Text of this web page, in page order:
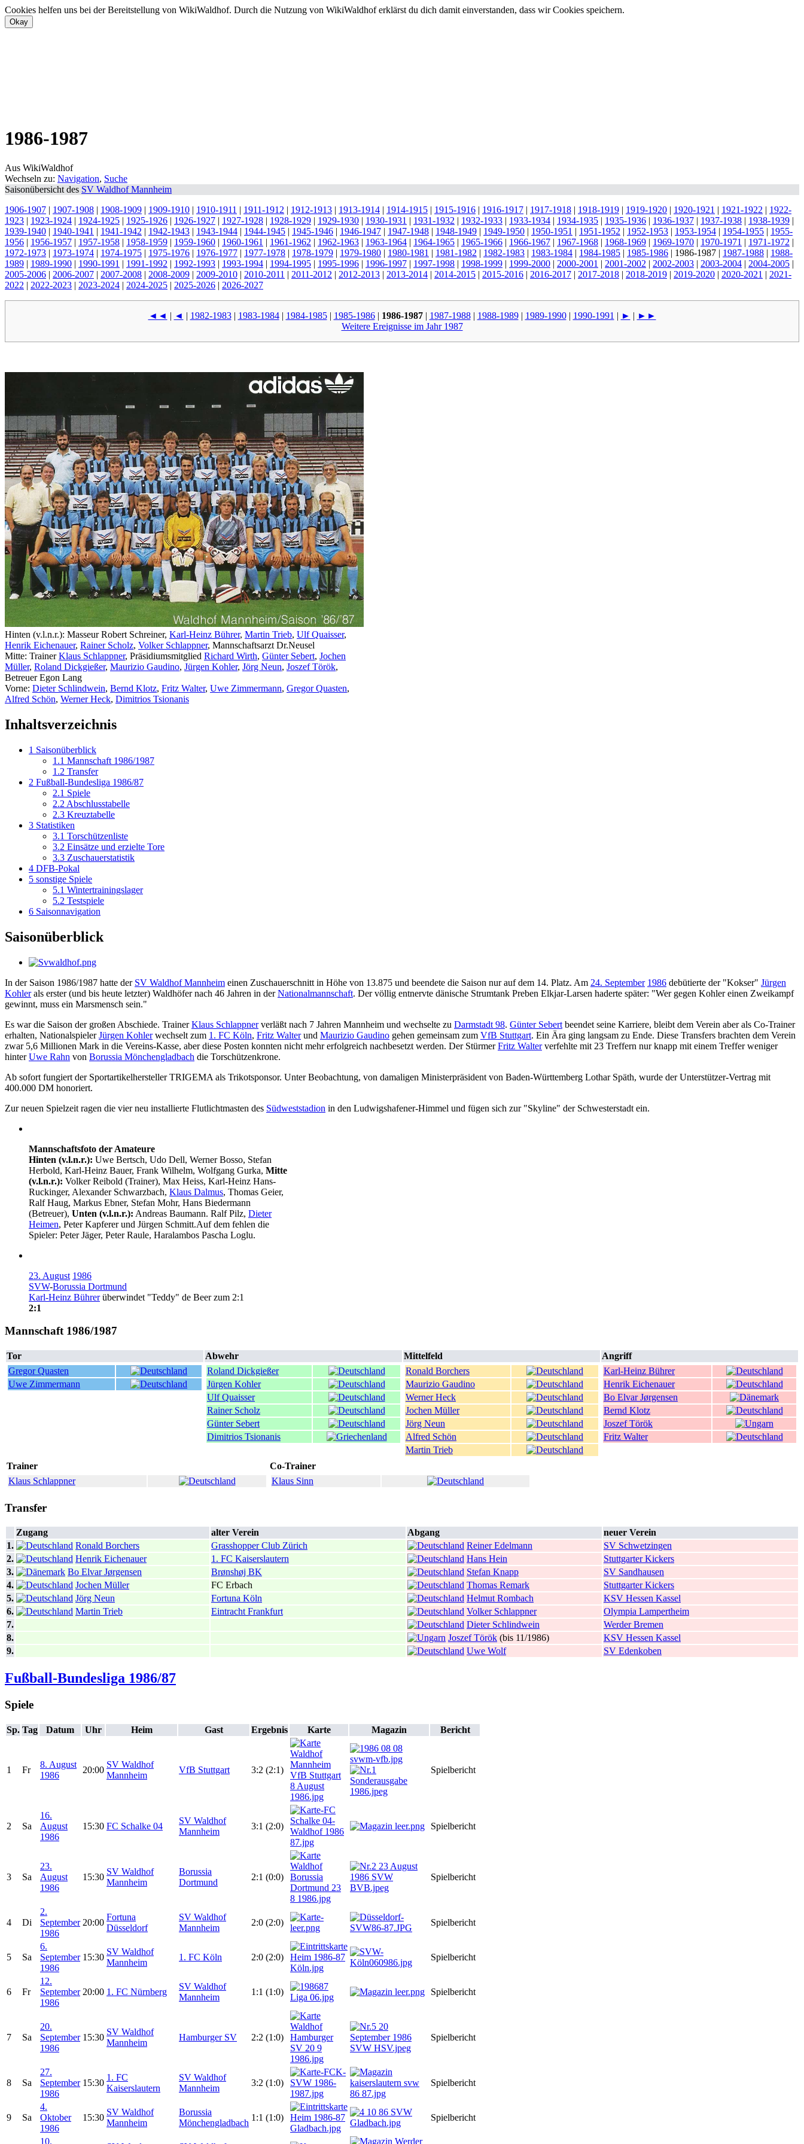
Cookies helfen uns bei der Bereitstellung von WikiWaldhof. Durch die Nutzung von WikiWaldhof erklärst du dich damit einverstanden, dass wir Cookies speichern.
1986-1987
Aus WikiWaldhof
Wechseln zu: Navigation, Suche
Saisonübersicht des SV Waldhof Mannheim
1906-1907 | 1907-1908 | 1908-1909 | 1909-1910 | 1910-1911 | 1911-1912 | 1912-1913 | 1913-1914 | 1914-1915 | 1915-1916 | 1916-1917 | 1917-1918 | 1918-1919 | 1919-1920 | 1920-1921 | 1921-1922 | 1922-
1923 | 1923-1924 | 1924-1925 | 1925-1926 | 1926-1927 | 1927-1928 | 1928-1929 | 1929-1930 | 1930-1931 | 1931-1932 | 1932-1933 | 1933-1934 | 1934-1935 | 1935-1936 | 1936-1937 | 1937-1938 | 1938-1939 |
1939-1940 | 1940-1941 | 1941-1942 | 1942-1943 | 1943-1944 | 1944-1945 | 1945-1946 | 1946-1947 | 1947-1948 | 1948-1949 | 1949-1950 | 1950-1951 | 1951-1952 | 1952-1953 | 1953-1954 | 1954-1955 | 1955-
1956 | 1956-1957 | 1957-1958 | 1958-1959 | 1959-1960 | 1960-1961 | 1961-1962 | 1962-1963 | 1963-1964 | 1964-1965 | 1965-1966 | 1966-1967 | 1967-1968 | 1968-1969 | 1969-1970 | 1970-1971 | 1971-1972 |
1972-1973 | 1973-1974 | 1974-1975 | 1975-1976 | 1976-1977 | 1977-1978 | 1978-1979 | 1979-1980 | 1980-1981 | 1981-1982 | 1982-1983 | 1983-1984 | 1984-1985 | 1985-1986 | 1986-1987 | 1987-1988 | 1988-
1989 | 1989-1990 | 1990-1991 | 1991-1992 | 1992-1993 | 1993-1994 | 1994-1995 | 1995-1996 | 1996-1997 | 1997-1998 | 1998-1999 | 1999-2000 | 2000-2001 | 2001-2002 | 2002-2003 | 2003-2004 | 2004-2005 |
2005-2006 | 2006-2007 | 2007-2008 | 2008-2009 | 2009-2010 | 2010-2011 | 2011-2012 | 2012-2013 | 2013-2014 | 2014-2015 | 2015-2016 | 2016-2017 | 2017-2018 | 2018-2019 | 2019-2020 | 2020-2021 | 2021-
2022 | 2022-2023 | 2023-2024 | 2024-2025 | 2025-2026 | 2026-2027
◄◄ | ◄ | 1982-1983| 1983-1984| 1984-1985| 1985-1986| 1986-1987| 1987-1988| 1988-1989| 1989-1990| 1990-1991 | ► | ►►
Weitere Ereignisse im Jahr 1987
Hinten (v.l.n.r.): Masseur Robert Schreiner, Karl-Heinz Bührer, Martin Trieb, Ulf Quaisser,
Henrik Eichenauer, Rainer Scholz, Volker Schlappner, Mannschaftsarzt Dr.Neusel
Mitte: TrainerKlaus Schlappner, Präsidiumsmitglied Richard Wirth, Günter Sebert, Jochen
Müller, Roland Dickgießer, Maurizio Gaudino, Jürgen Kohler, Jörg Neun, Joszef Török,
Betreuer Egon Lang
Vorne: Dieter Schlindwein, Bernd Klotz, Fritz Walter, Uwe Zimmermann, Gregor Quasten,
Alfred Schön, Werner Heck, Dimitrios Tsionanis
Inhaltsverzeichnis
1 Saisonüberblick
1.1 Mannschaft 1986/1987
1.2 Transfer
2 Fußball-Bundesliga 1986/87
2.1 Spiele
2.2 Abschlusstabelle
2.3 Kreuztabelle
3 Statistiken
3.1 Torschützenliste
3.2 Einsätze und erzielte Tore
3.3 Zuschauerstatistik
4 DFB-Pokal
5 sonstige Spiele
5.1 Wintertrainingslager
5.2 Testspiele
6 Saisonnavigation
Saisonüberblick
In der Saison 1986/1987 hatte der SV Waldhof Mannheim einen Zuschauerschnitt in Höhe von 13.875 und beendete die Saison nur auf dem 14. Platz. Am 24. September 1986 debütierte der "Kokser" Jürgen
Kohlerals erster (und bis heute letzter) Waldhöfer nach 46 Jahren in derNationalmannschaft. Der völlig entnervte dänische Strumtank Preben Elkjar-Larsen haderte später: "Wer gegen Kohler einen Zweikampf
gewinnt, muss ein Marsmensch sein."
Es war die Saison der großen Abschiede. TrainerKlaus Schlappnerverläßt nach 7 Jahren Mannheim und wechselte zu Darmstadt 98. Günter Sebert beendet seine Karriere, bleibt dem Verein aber als Co-Trainer
erhalten, NationalspielerJürgen Kohlerwechselt zum 1. FC Köln, Fritz Walterund Maurizio Gaudino gehen gemeinsam zum VfB Stuttgart. Ein Ära ging langsam zu Ende. Diese Transfers brachten dem Verein
zwar 5,6 Millionen Mark in die Vereins-Kasse, aber diese Posten konnten nicht mehr erfolgreich nachbesetzt werden. Der StürmerFritz Walterverfehlte mit 23 Treffern nur knapp mit einem Treffer weniger
hinterUwe Rahn von Borussia Mönchengladbach die Torschützenkrone.
Ab sofort fungiert der Sportartikelhersteller TRIGEMA als Trikotsponsor. Unter Beobachtung, von damaligen Ministerpräsident von Baden-Württemberg Lothar Späth, wurde der Unterstützer-Vertrag mit
400.000 DM honoriert.
Zur neuen Spielzeit ragen die vier neu installierte Flutlichtmasten des Südweststadion in den Ludwigshafener-Himmel und fügen sich zur "Skyline" der Schwesterstadt ein.
Mannschaftsfoto der Amateure
Hinten (v.l.n.r.): Uwe Bertsch, Udo Dell, Werner Bosso, Stefan
Herbold, Karl-Heinz Bauer, Frank Wilhelm, Wolfgang Gurka, Mitte
(v.l.n.r.): Volker Reibold (Trainer), Max Heiss, Karl-Heinz Hans-
Ruckinger, Alexander Schwarzbach, Klaus Dalmus, Thomas Geier,
Ralf Haug, Markus Ebner, Stefan Mohr, Hans Biedermann
(Betreuer), Unten (v.l.n.r.): Andreas Baumann. Ralf Pilz, Dieter
Heimen, Peter Kapferer und Jürgen Schmitt.Auf dem fehlen die
Spieler: Peter Jäger, Peter Raule, Haralambos Pascha Loglu.
23. August 1986
SVW-Borussia Dortmund
Karl-Heinz Bührerüberwindet "Teddy" de Beer zum 2:1
2:1
Mannschaft 1986/1987
Tor Abwehr Mittelfeld
Angriff
Gregor Quasten
Uwe Zimmermann
Roland Dickgießer
Jürgen Kohler
Ulf Quaisser
Rainer Scholz
Günter Sebert
Dimitrios Tsionanis
Ronald Borchers
Maurizio Gaudino
Werner Heck
Jochen Müller
Jörg Neun
Alfred Schön
Martin Trieb
Karl-Heinz Bührer
Henrik Eichenauer
Bo Elvar Jørgensen
Bernd Klotz
Joszef Török
Fritz Walter
Trainer
Co-Trainer
Klaus Schlappner
Klaus Sinn
Transfer
Zugang alter Verein Abgang
neuer Verein
1.
Ronald Borchers Grasshopper Club Zürich Reiner Edelmann
SV Schwetzingen
2.
Henrik Eichenauer 1. FC Kaiserslautern Hans Hein
Stuttgarter Kickers
3.
Bo Elvar Jørgensen Brønshøj BK Stefan Knapp
SV Sandhausen
4.
Jochen Müller FC Erbach Thomas Remark
Stuttgarter Kickers
5.
Jörg Neun Fortuna Köln Helmut Rombach
KSV Hessen Kassel
6.
Martin Trieb Eintracht Frankfurt Volker Schlappner
Olympia Lampertheim
7.
Dieter Schlindwein
Werder Bremen
8.
Joszef Török (bis 11/1986)
KSV Hessen Kassel
9.
Uwe Wolf SV Edenkoben
Fußball-Bundesliga 1986/87
Spiele
Sp. Tag Datum Uhr Heim Gast Ergebnis Karte Magazin Bericht
1 Fr
8. August
1986
20:00
SV Waldhof
Mannheim
VfB Stuttgart 3:2 (2:1) Spielbericht
2 Sa
16.
August
1986
15:30 FC Schalke 04
SV Waldhof
Mannheim
3:1 (2:0) Spielbericht
3 Sa
23.
August
1986
15:30
SV Waldhof
Mannheim
Borussia
Dortmund
2:1 (0:0) Spielbericht
4 Di
2.
September
1986
20:00
Fortuna
Düsseldorf
SV Waldhof
Mannheim
2:0 (2:0) Spielbericht
5 Sa
6.
September
1986
15:30
SV Waldhof
Mannheim
1. FC Köln 2:0 (2:0) Spielbericht
6 Fr
12.
September
1986
20:00 1. FC Nürnberg
SV Waldhof
Mannheim
1:1 (1:0) Spielbericht
7 Sa
20.
September
1986
15:30
SV Waldhof
Mannheim
Hamburger SV 2:2 (1:0) Spielbericht
8 Sa
27.
September
1986
15:30
1. FC
Kaiserslautern
SV Waldhof
Mannheim
3:2 (1:0) Spielbericht
9 Sa
4.
Oktober
1986
15:30
SV Waldhof
Mannheim
Borussia
Mönchengladbach
1:1 (1:0) Spielbericht
10.